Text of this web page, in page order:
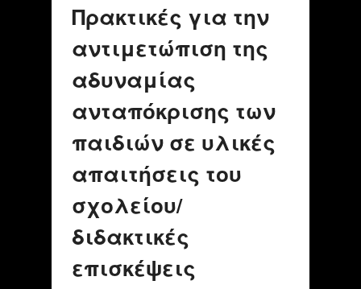
Πρακτικές για την
αντιμετώπιση της
αδυναμίας
ανταπόκρισης των
παιδιών σε υλικές
απαιτήσεις του
σχολείου/
διδακτικές
επισκέψεις